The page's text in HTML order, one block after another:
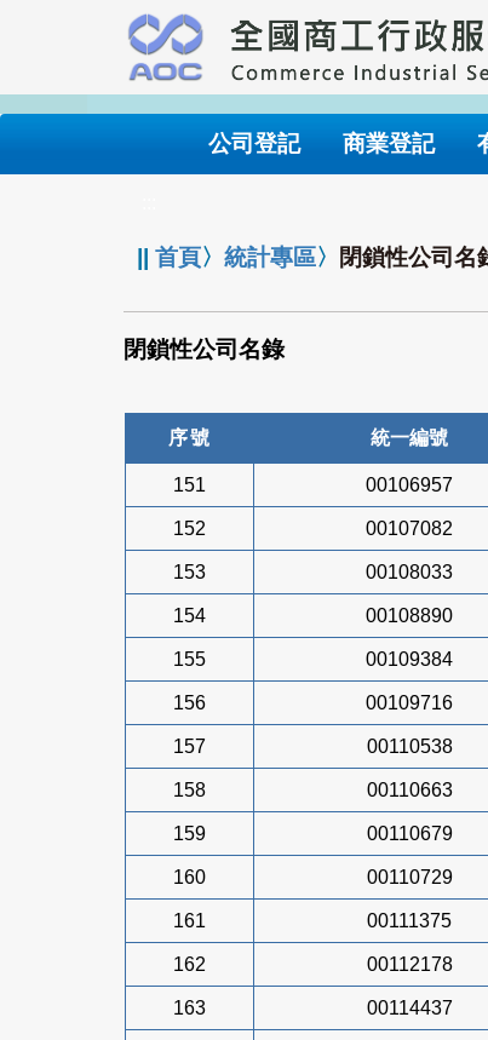
要
內
公司登記 商業登記
||首頁〉統計專區〉 閉鎖性公司名
閉鎖性公司名錄
序號 統一編號
151 00106957
152 00107082
153 00108033
154 00108890
155 00109384
156 00109716
157 00110538
158 00110663
159 00110679
160 00110729
161 00111375
162 00112178
163 00114437